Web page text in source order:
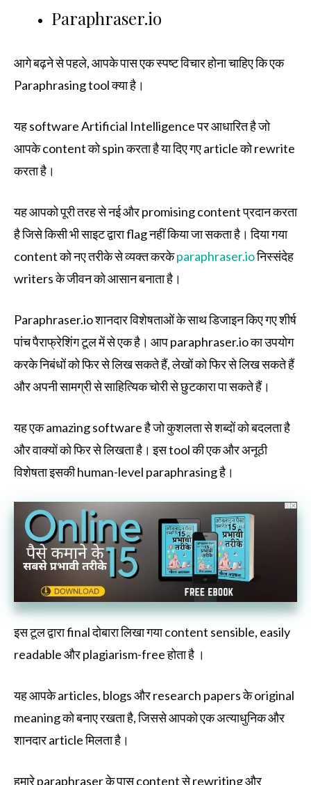
Paraphraser.io
आगे बढ़ने से पहले, आपके पास एक स्पष्ट विचार होना चाहिए कि एक
Paraphrasing tool क्या है।
यह software Artificial Intelligence पर आधारित है जो
आपके content को spin करता है या दिए गए article को rewrite
करता है।
यह आपको पूरी तरह से नई और promising content प्रदान करता
है जिसे किसी भी साइट द्वारा flag नहीं किया जा सकता है। दिया गया
content को नए तरीके से व्यक्त करकेparaphraser.ioनिस्संदेह
writers के जीवन को आसान बनाता है।
Paraphraser.io शानदार विशेषताओं के साथ डिजाइन किए गए शीर्ष
पांच पैराफ्रेशिंग टूल में से एक है। आप paraphraser.io का उपयोग
करके निबंधों को फिर से लिख सकते हैं, लेखों को फिर से लिख सकते हैं
और अपनी सामग्री से साहित्यिक चोरी से छुटकारा पा सकते हैं।
यह एक amazing software है जो कुशलता से शब्दों को बदलता है
और वाक्यों को फिर से लिखता है। इस tool की एक और अनूठी
विशेषता इसकी human-level paraphrasing है।
इस टूल द्वारा final दोबारा लिखा गया content sensible, easily
readable और plagiarism-free होता है ।
यह आपके articles, blogs और research papers के original
meaning को बनाए रखता है, जिससे आपको एक अत्याधुनिक और
शानदार article मिलता है।
हमारे paraphraser के पास content से rewriting और